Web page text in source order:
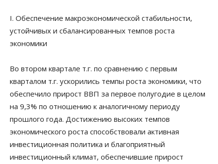
I. Обеспечение макроэкономической стабильности,
устойчивых и сбалансированных темпов роста
экономики
Во втором квартале т.г. по сравнению с первым
кварталом т.г. ускорились темпы роста экономики, что
обеспечило прирост ВВП за первое полугодие в целом
на 9,3% по отношению к аналогичному периоду
прошлого года. Достижению высоких темпов
экономического роста способствовали активная
инвестиционная политика и благоприятный
инвестиционный климат, обеспечившие прирост